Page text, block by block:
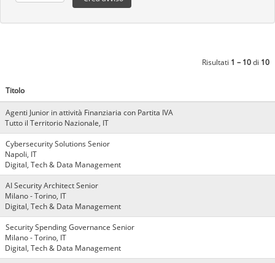
Risultati 1 – 10di 10
Titolo
Agenti Junior in attività Finanziaria con Partita IVA
Tutto il Territorio Nazionale, IT
Cybersecurity Solutions Senior
Napoli, IT
Digital, Tech & Data Management
AI Security Architect Senior
Milano - Torino, IT
Digital, Tech & Data Management
Security Spending Governance Senior
Milano - Torino, IT
Digital, Tech & Data Management